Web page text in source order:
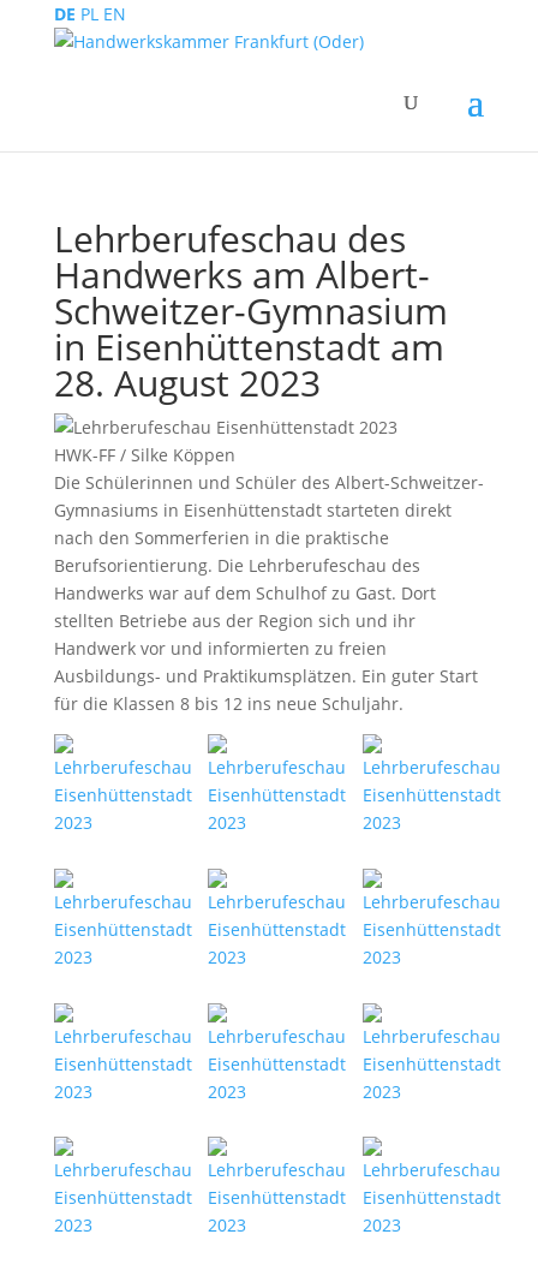
DE PL EN
Lehrberufeschau des
Handwerks am Albert-
Schweitzer-Gymnasium
in Eisenhüttenstadt am
28. August 2023
HWK-FF / Silke Köppen
Die Schülerinnen und Schüler des Albert-Schweitzer-
Gymnasiums in Eisenhüttenstadt starteten direkt
nach den Sommerferien in die praktische
Berufsorientierung. Die Lehrberufeschau des
Handwerks war auf dem Schulhof zu Gast. Dort
stellten Betriebe aus der Region sich und ihr
Handwerk vor und informierten zu freien
Ausbildungs- und Praktikumsplätzen. Ein guter Start
für die Klassen 8 bis 12 ins neue Schuljahr.